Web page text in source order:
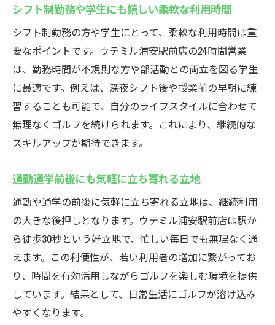
シフト制勤務や学生にも嬉しい柔軟な利用時間
シフト制勤務の方や学生にとって、柔軟な利用時間は重
要なポイントです。ウテミル浦安駅前店の24時間営業
は、勤務時間が不規則な方や部活動との両立を図る学生
に最適です。例えば、深夜シフト後や授業前の早朝に練
習することも可能で、自分のライフスタイルに合わせて
無理なくゴルフを続けられます。これにより、継続的な
スキルアップが期待できます。
通勤通学前後にも気軽に立ち寄れる立地
通勤や通学の前後に気軽に立ち寄れる立地は、継続利用
の大きな後押しとなります。ウテミル浦安駅前店は駅か
ら徒歩30秒という好立地で、忙しい毎日でも無理なく通
えます。この利便性が、若い利用者の増加に繋がってお
り、時間を有効活用しながらゴルフを楽しむ環境を提供
しています。結果として、日常生活にゴルフが溶け込み
やすくなります。